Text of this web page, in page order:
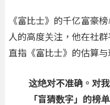
《富比士》的千亿富豪
人的高度关注，他在社
直指《富比士》的估算与
这绝对不准确。对
「盲猜数字」的榜单